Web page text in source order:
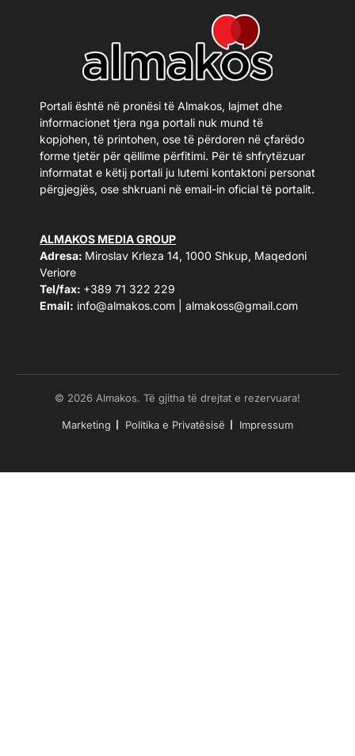
Portali është në pronësi të Almakos, lajmet dhe
informacionet tjera nga portali nuk mund të
kopjohen, të printohen, ose të përdoren në çfarëdo
forme tjetër për qëllime përfitimi. Për të shfrytëzuar
informatat e këtij portali ju lutemi kontaktoni personat
përgjegjës, ose shkruani në email-in oficial të portalit.
ALMAKOS MEDIA GROUP
Adresa: Miroslav Krleza 14, 1000 Shkup, Maqedoni
Veriore
Tel/fax: +389 71 322 229
Email: info@almakos.com almakoss@gmail.com
© 2026 Almakos. Të gjitha të drejtat e rezervuara!
Marketing Politika e Privatësisë Impressum